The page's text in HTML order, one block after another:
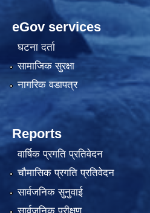
eGov services
घटना दर्ता
सामाजिक सुरक्षा
नागरिक वडापत्र
Reports
वार्षिक प्रगति प्रतिवेदन
चौमासिक प्रगति प्रतिवेदन
सार्वजनिक सुनुवाई